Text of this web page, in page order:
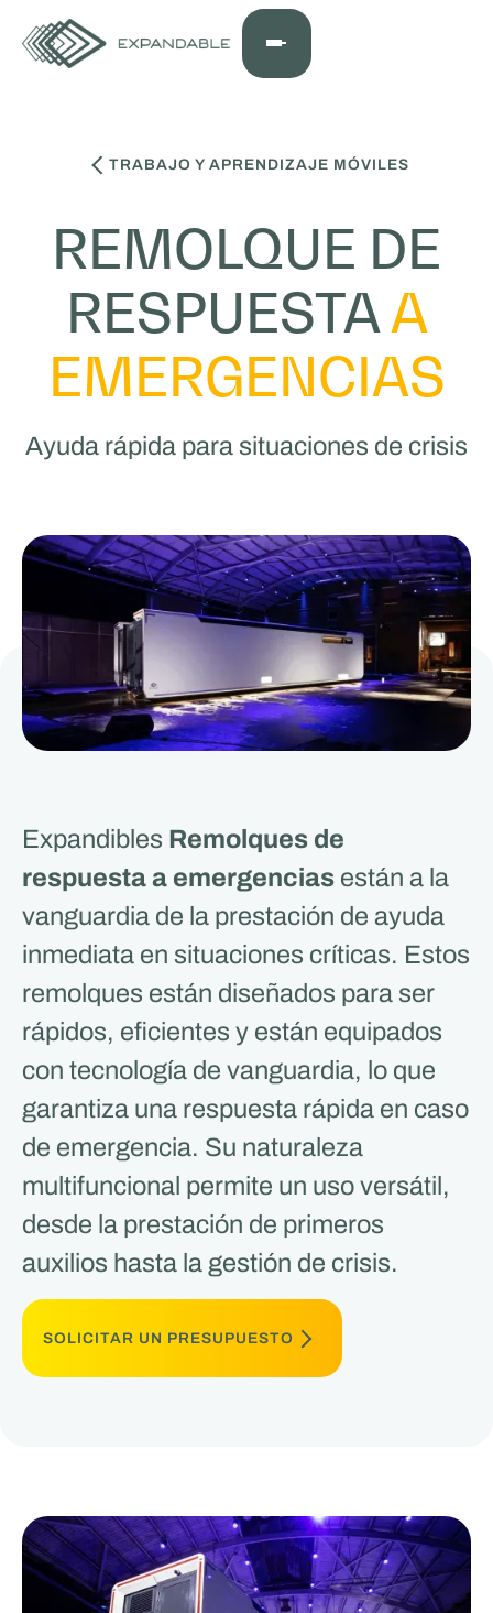
TRABAJO Y APRENDIZAJE MÓVILES
REMOLQUE DE
RESPUESTAA
EMERGENCIAS
Ayuda rápida para situaciones de crisis
Expandibles Remolques de
respuesta a emergenciasestán a la
vanguardia de la prestación de ayuda
inmediata en situaciones críticas. Estos
remolques están diseñados para ser
rápidos, eficientes y están equipados
con tecnología de vanguardia, lo que
garantiza una respuesta rápida en caso
de emergencia. Su naturaleza
multifuncional permite un uso versátil,
desde la prestación de primeros
auxilios hasta la gestión de crisis.
SOLICITAR UN PRESUPUESTO